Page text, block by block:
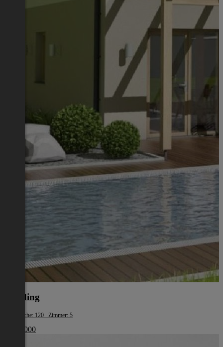
Eferding
Wohnfläche: 120 Zimmer: 5
€ 387 000